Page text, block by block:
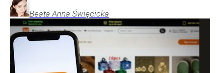
Beata Anna Święcicka